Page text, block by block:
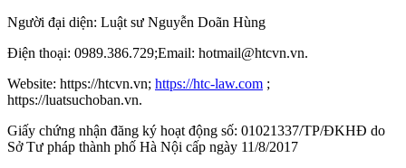
Người đại diện: Luật sư Nguyễn Doãn Hùng
Điện thoại: 0989.386.729;Email: hotmail@htcvn.vn.
Website: https://htcvn.vn; https://htc-law.com ;
https://luatsuchoban.vn.
Giấy chứng nhận đăng ký hoạt động số: 01021337/TP/ĐKHĐ do
Sở Tư pháp thành phố Hà Nội cấp ngày 11/8/2017